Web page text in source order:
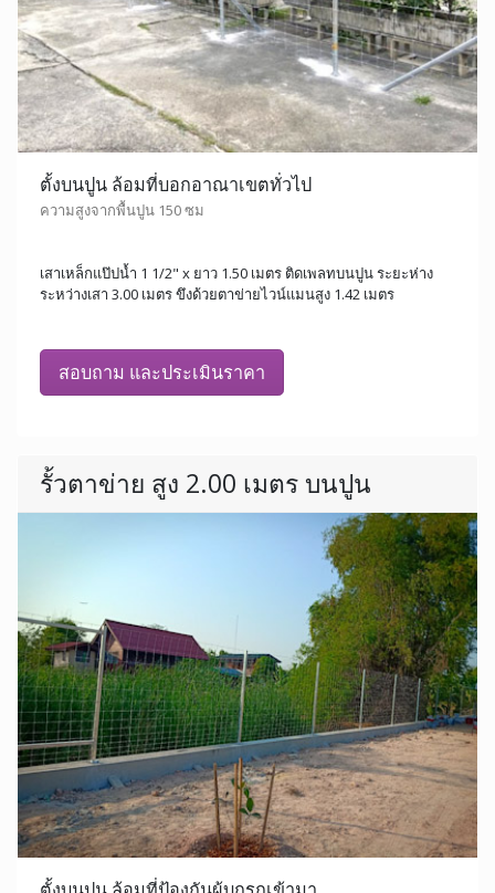
ตั้งบนปูน ล้อมที่บอกอาณาเขตทั่วไป
ความสูงจากพื้นปูน 150 ซม
เสาเหล็กแป๊ปน้ำ 1 1/2" x ยาว 1.50 เมตร ติดเพลทบนปูน ระยะห่าง
ระหว่างเสา 3.00 เมตร ขึงด้วยตาข่ายไวน์แมนสูง 1.42 เมตร
สอบถาม และประเมินราคา
รั้วตาข่าย สูง 2.00 เมตร บนปูน